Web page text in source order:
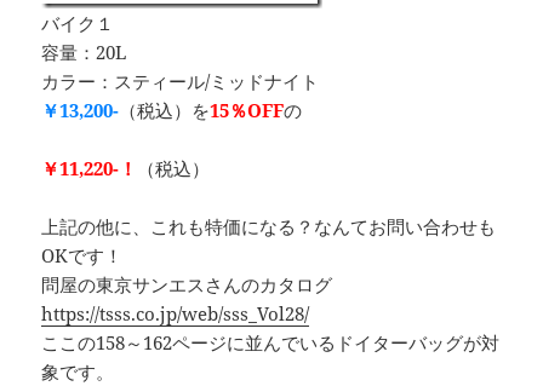
バイク１
容量：20L
カラー：スティール/ミッドナイト
￥13,200- （税込）を15％OFFの
￥11,220-！ （税込）
上記の他に、これも特価になる？なんてお問い合わせも
OKです！
問屋の東京サンエスさんのカタログ
https://tsss.co.jp/web/sss_Vol28/
ここの158～162ページに並んでいるドイターバッグが対
象です。